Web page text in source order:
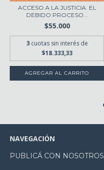
ACCESO A LA JUSTICIA. EL
DEBIDO PROCESO...
$55.000
3 cuotas sin interés de
$18.333,33
NAVEGACIÓN
PUBLICÁ CON NOSOTROS